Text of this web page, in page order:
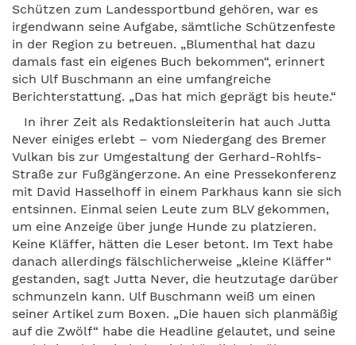
Schützen zum Landessportbund gehören, war es
irgendwann seine Aufgabe, sämtliche Schützenfeste
in der Region zu betreuen. „Blumenthal hat dazu
damals fast ein eigenes Buch bekommen“, erinnert
sich Ulf Buschmann an eine umfangreiche
Berichterstattung. „Das hat mich geprägt bis heute.“
In ihrer Zeit als Redaktionsleiterin hat auch Jutta
Never einiges erlebt – vom Niedergang des Bremer
Vulkan bis zur Umgestaltung der Gerhard-Rohlfs-
Straße zur Fußgängerzone. An eine Pressekonferenz
mit David Hasselhoff in einem Parkhaus kann sie sich
entsinnen. Einmal seien Leute zum BLV gekommen,
um eine Anzeige über junge Hunde zu platzieren.
Keine Kläffer, hätten die Leser betont. Im Text habe
danach allerdings fälschlicherweise „kleine Kläffer“
gestanden, sagt Jutta Never, die heutzutage darüber
schmunzeln kann. Ulf Buschmann weiß um einen
seiner Artikel zum Boxen. „Die hauen sich planmäßig
auf die Zwölf“ habe die Headline gelautet, und seine